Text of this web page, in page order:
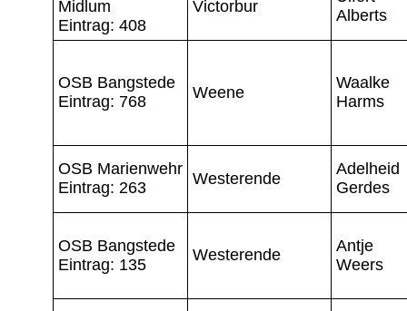
Midlum
Eintrag: 408
Victorbur
Alberts
OSB Bangstede
Eintrag: 768
Weene
Waalke
Harms
OSB Marienwehr
Eintrag: 263
Westerende
Adelheid
Gerdes
OSB Bangstede
Eintrag: 135
Westerende
Antje
Weers